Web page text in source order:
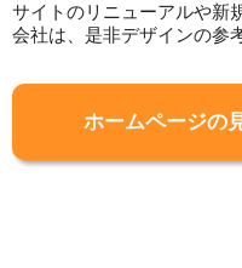
サイトのリニューアルや新
会社は、是非デザインの参
ホームページの